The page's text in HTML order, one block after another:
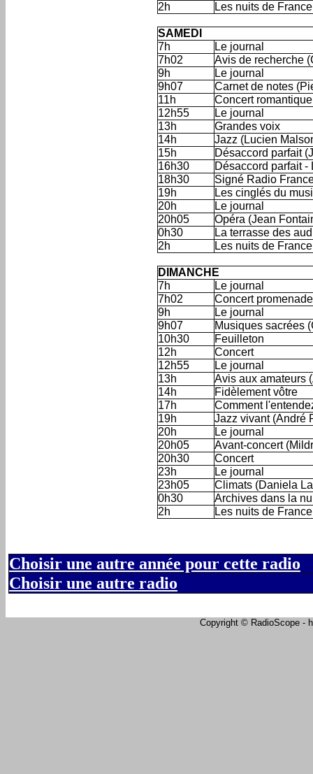
2h
Les nuits de
SAMEDI
7h
Le journal
7h02
Avis de recherche
9h
Le journal
9h07
Carnet de notes
11h
Concert romantique
12h55
Le journal
13h
Grandes voix
14h
Jazz (Lucien
15h
Désaccord parfait
16h30
Désaccord parfait -
18h30
Signé Radio
19h
Les cinglés du
20h
Le journal
20h05
Opéra (Jean
0h30
La terrasse des
2h
Les nuits de
DIMANCHE
7h
Le journal
7h02
Concert
9h
Le journal
9h07
Musiques sacrées
10h30
Feuilleton
12h
Concert
12h55
Le journal
13h
Avis aux amateurs
14h
Fidèlement vôtre
17h
Comment
19h
Jazz vivant (André
20h
Le journal
20h05
Avant-concert
20h30
Concert
23h
Le journal
23h05
Climats (Daniela
0h30
Archives dans la
2h
Les nuits de
Choisir une autre année pour cette radio
Choisir une autre radio
Copyright © RadioScope -